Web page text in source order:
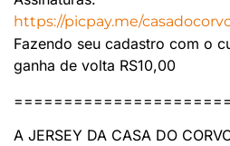
https://picpay.me/
Fazendo seu cadastro com o
ganha de volta RS10,00
A JERSEY DA CASA DO